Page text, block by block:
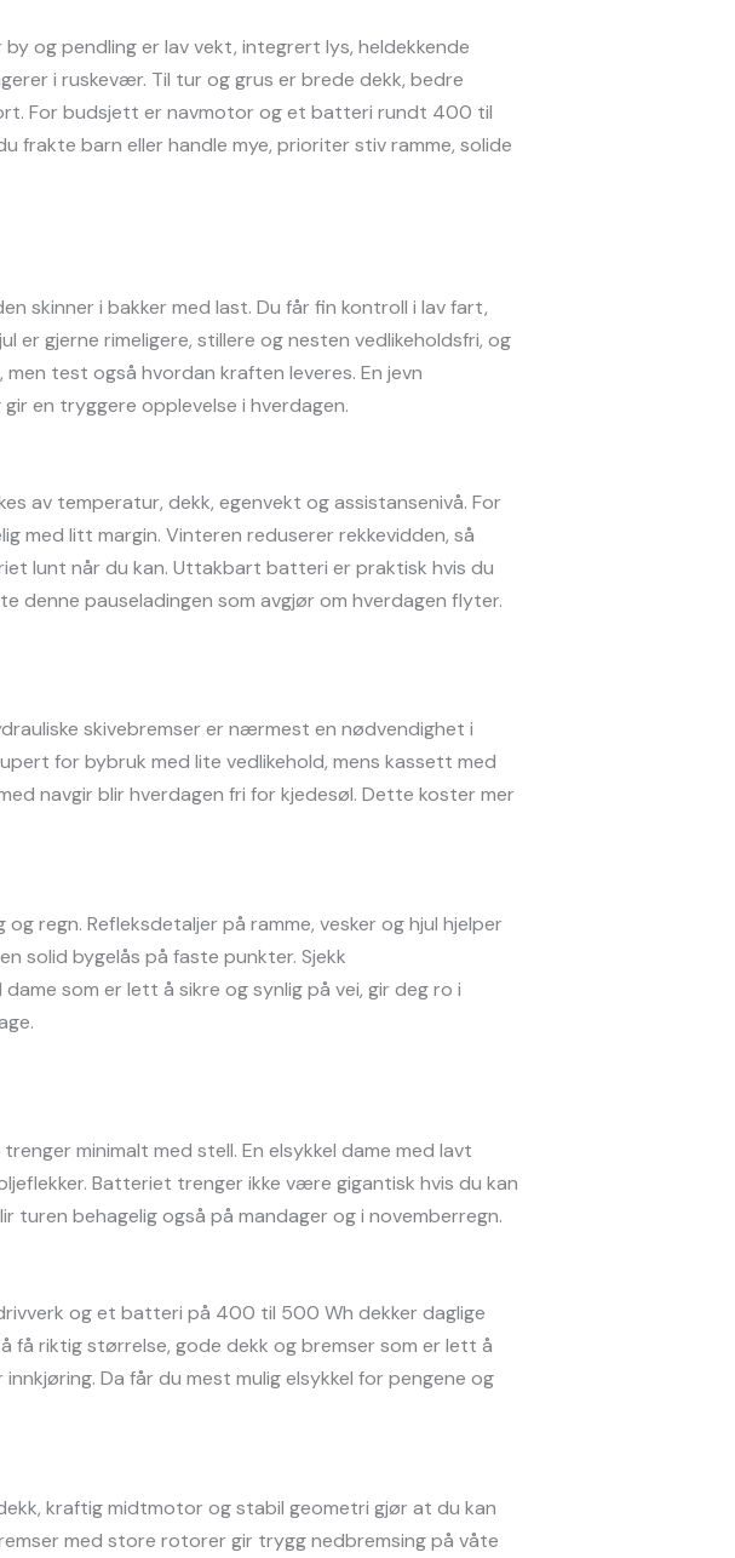
og pendling er lav vekt, integrert lys, heldekkende
i ruskevær. Til tur og grus er brede dekk, bedre
For budsjett er navmotor og et batteri rundt 400 til
frakte barn eller handle mye, prioriter stiv ramme, solide
skinner i bakker med last. Du får fin kontroll i lav fart,
gjerne rimeligere, stillere og nesten vedlikeholdsfri, og
test også hvordan kraften leveres. En jevn
en tryggere opplevelse i hverdagen.
av temperatur, dekk, egenvekt og assistansenivå. For
med litt margin. Vinteren reduserer rekkevidden, så
lunt når du kan. Uttakbart batteri er praktisk hvis du
denne pauseladingen som avgjør om hverdagen flyter.
skivebremser er nærmest en nødvendighet i
for bybruk med lite vedlikehold, mens kassett med
navgir blir hverdagen fri for kjedesøl. Dette koster mer
regn. Refleksdetaljer på ramme, vesker og hjul hjelper
solid bygelås på faste punkter. Sjekk
som er lett å sikre og synlig på vei, gir deg ro i
minimalt med stell. En elsykkel dame med lavt
Batteriet trenger ikke være gigantisk hvis du kan
turen behagelig også på mandager og i novemberregn.
og et batteri på 400 til 500 Wh dekker daglige
få riktig størrelse, gode dekk og bremser som er lett å
Da får du mest mulig elsykkel for pengene og
kraftig midtmotor og stabil geometri gjør at du kan
med store rotorer gir trygg nedbremsing på våte